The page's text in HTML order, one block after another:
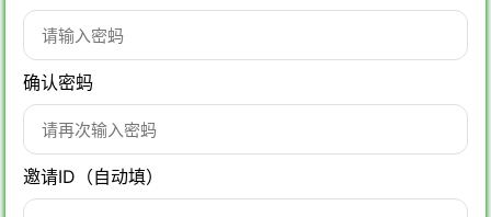
确认密蚂
邀请ID（自动填）